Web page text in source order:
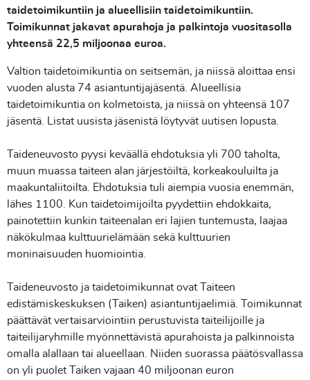
taidetoimikuntiin ja alueellisiin taidetoimikuntiin.
Toimikunnat jakavat apurahoja ja palkintoja vuositasolla
yhteensä 22,5 miljoonaa euroa.
Valtion taidetoimikuntia on seitsemän, ja niissä aloittaa ensi
vuoden alusta 74 asiantuntijajäsentä. Alueellisia
taidetoimikuntia on kolmetoista, ja niissä on yhteensä 107
jäsentä. Listat uusista jäsenistä löytyvät uutisen lopusta.
Taideneuvosto pyysi keväällä ehdotuksia yli 700 taholta,
muun muassa taiteen alan järjestöiltä, korkeakouluilta ja
maakuntaliitoilta. Ehdotuksia tuli aiempia vuosia enemmän,
lähes 1100. Kun taidetoimijoilta pyydettiin ehdokkaita,
painotettiin kunkin taiteenalan eri lajien tuntemusta, laajaa
näkökulmaa kulttuurielämään sekä kulttuurien
moninaisuuden huomiointia.
Taideneuvosto ja taidetoimikunnat ovat Taiteen
edistämiskeskuksen (Taiken) asiantuntijaelimiä. Toimikunnat
päättävät vertaisarviointiin perustuvista taiteilijoille ja
taiteilijaryhmille myönnettävistä apurahoista ja palkinnoista
omalla alallaan tai alueellaan. Niiden suorassa päätösvallassa
on yli puolet Taiken vajaan 40 miljoonan euron